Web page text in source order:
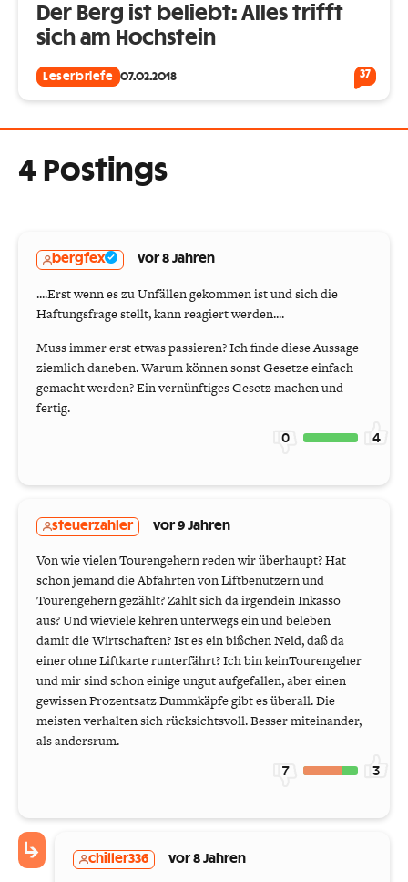
Der Berg ist beliebt: Alles trifft
sich am Hochstein
Leserbriefe 07.02.2018 37
4 Postings
bergfex vor 8 Jahren
....Erst wenn es zu Unfällen gekommen ist und sich die
Haftungsfrage stellt, kann reagiert werden....
Muss immer erst etwas passieren? Ich finde diese Aussage
ziemlich daneben. Warum können sonst Gesetze einfach
gemacht werden? Ein vernünftiges Gesetz machen und
fertig.
0 4
steuerzahler vor 9 Jahren
Von wie vielen Tourengehern reden wir überhaupt? Hat
schon jemand die Abfahrten von Liftbenutzern und
Tourengehern gezählt? Zahlt sich da irgendein Inkasso
aus? Und wieviele kehren unterwegs ein und beleben
damit die Wirtschaften? Ist es ein bißchen Neid, daß da
einer ohne Liftkarte runterfährt? Ich bin keinTourengeher
und mir sind schon einige ungut aufgefallen, aber einen
gewissen Prozentsatz Dummkäpfe gibt es überall. Die
meisten verhalten sich rücksichtsvoll. Besser miteinander,
als andersrum.
7 3
chiller336 vor 8 Jahren